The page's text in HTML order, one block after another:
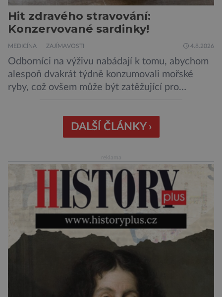
Hit zdravého stravování:
Konzervované sardinky!
MEDICÍNA ZAJÍMAVOSTI 4.8.2026
Odborníci na výživu nabádají k tomu, abychom
alespoň dvakrát týdně konzumovali mořské
ryby, což ovšem může být zatěžující pro
sardinky, které si může dovolit opravdu každý
„Místo toho, aby poskytovaly izolované
potravinou,“ říká nutriční specialista Colin
Robertson a zdůrazňuje […]
DALŠÍ ČLÁNKY ›